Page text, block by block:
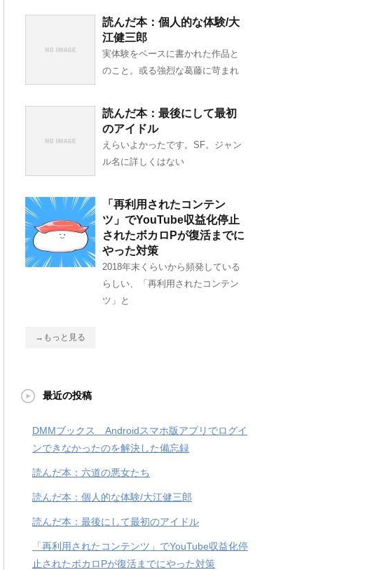
読んだ本：個人的な体験/大
江健三郎
実体験をベースに書かれた作品と
のこと。或る強烈な葛藤に苛まれ
読んだ本：最後にして最初
のアイドル
えらいよかったです。SF。ジャン
ル名に詳しくはない
「再利用されたコンテン
ツ」でYouTube収益化停止
されたボカロPが復活までに
やった対策
2018年末くらいから頻発している
らしい、「再利用されたコンテン
ツ」と
→もっと見る
最近の投稿
DMMブックス Androidスマホ版アプリでログイ
ンできなかったのを解決した備忘録
読んだ本：六道の悪女たち
読んだ本：個人的な体験/大江健三郎
読んだ本：最後にして最初のアイドル
「再利用されたコンテンツ」でYouTube収益化停
止されたボカロPが復活までにやった対策